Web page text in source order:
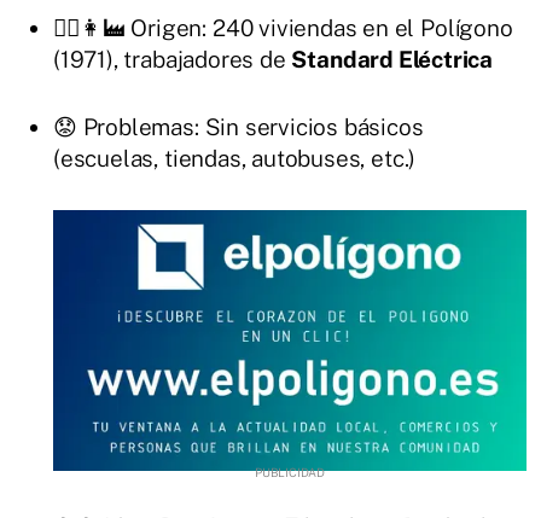
👷‍♂️👩‍🏭 Origen: 240 viviendas en el Polígono
(1971), trabajadores de Standard Eléctrica
😟 Problemas: Sin servicios básicos
(escuelas, tiendas, autobuses, etc.)